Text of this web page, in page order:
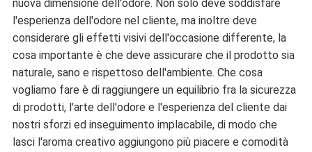
nuova dimensione dell'odore. Non solo deve soddisfare
l'esperienza dell'odore nel cliente, ma inoltre deve
considerare gli effetti visivi dell'occasione differente, la
cosa importante è che deve assicurare che il prodotto sia
naturale, sano e rispettoso dell'ambiente. Che cosa
vogliamo fare è di raggiungere un equilibrio fra la sicurezza
di prodotti, l'arte dell'odore e l'esperienza del cliente dai
nostri sforzi ed inseguimento implacabile, di modo che
lasci l'aroma creativo aggiungono più piacere e comodità